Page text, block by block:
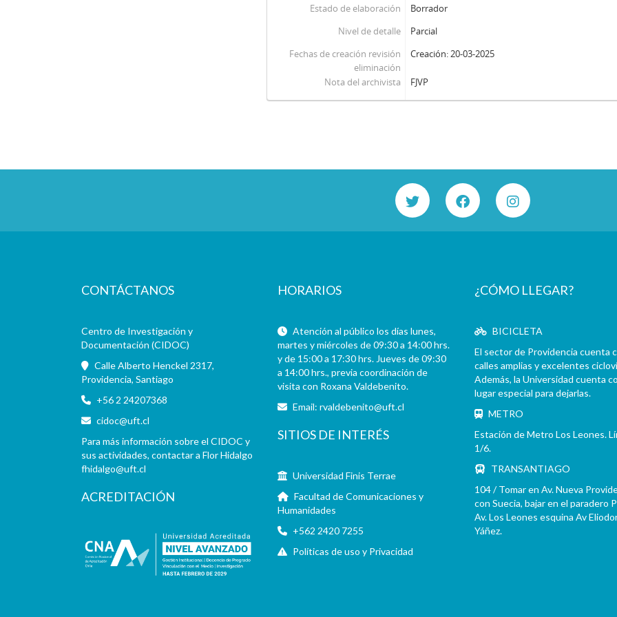
Estado de elaboración
Borrador
Nivel de detalle
Parcial
Fechas de creación revisión
eliminación
Creación: 20-03-2025
Nota del archivista FJVP
CONTÁCTANOS
Centro de Investigación y
Documentación (CIDOC)
Calle Alberto Henckel 2317,
Providencia, Santiago
+56 2 24207368
cidoc@uft.cl
Para más información sobre el CIDOC y
sus actividades, contactar a Flor Hidalgo
fhidalgo@uft.cl
ACREDITACIÓN
HORARIOS
Atención al público los días lunes,
martes y miércoles de 09:30 a 14:00 hrs.
y de 15:00 a 17:30 hrs. Jueves de 09:30
a 14:00 hrs., previa coordinación de
visita con Roxana Valdebenito.
Email:rvaldebenito@uft.cl
SITIOS DE INTERÉS
Universidad Finis Terrae
Facultad de Comunicaciones y
Humanidades
+562 2420 7255
Políticas de uso y Privacidad
¿CÓMO LLEGAR?
BICICLETA
El sector de Providencia cuenta
calles amplias y excelentes
Además, la Universidad cuenta
lugar especial para dejarlas.
METRO
Estación de Metro Los Leones.
1/6.
TRANSANTIAGO
104 / Tomar en Av. Nueva
con Suecia, bajar en el paradero
Av. Los Leones esquina Av
Yáñez.